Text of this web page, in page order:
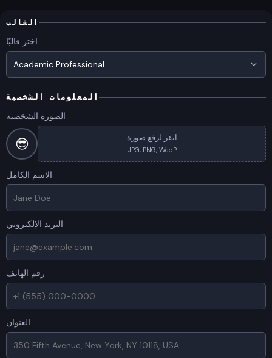
القالب
اختر قالبًا
Academic Professional
المعلومات الشخصية
الصورة الشخصية
😎 انقر لرفع صورة
JPG, PNG, WebP
الاسم الكامل
البريد الإلكتروني
رقم الهاتف
العنوان